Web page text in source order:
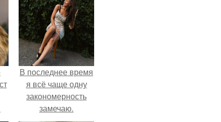
В последнее время
я всё чаще одну
закономерность
замечаю.